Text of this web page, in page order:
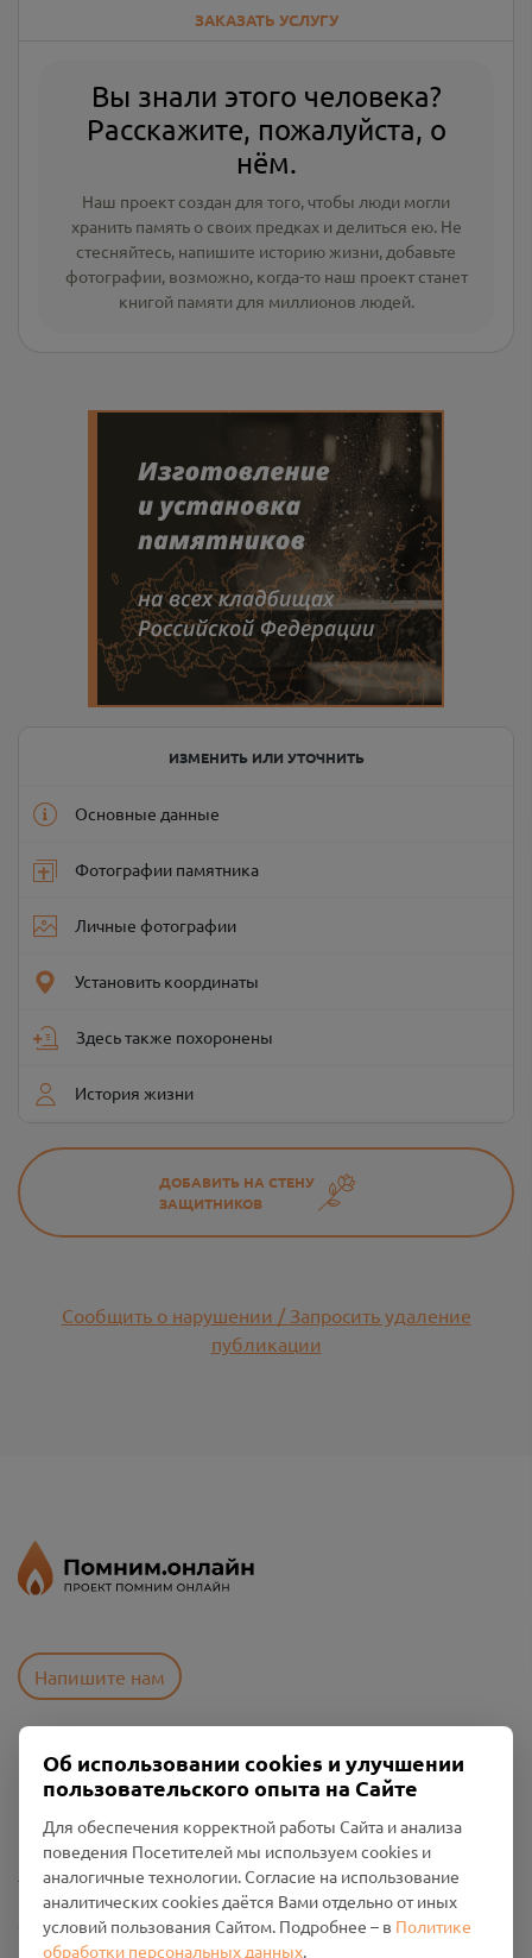
ЗАКАЗАТЬ УСЛУГУ
Вы знали этого человека?
Расскажите, пожалуйста, о
нём.
Наш проект создан для того, чтобы люди могли
хранить память о своих предках и делиться ею. Не
стесняйтесь, напишите историю жизни, добавьте
фотографии, возможно, когда-то наш проект станет
книгой памяти для миллионов людей.
ИЗМЕНИТЬ ИЛИ УТОЧНИТЬ
Основные данные
Фотографии памятника
Личные фотографии
Установить координаты
Здесь также похоронены
История жизни
ДОБАВИТЬ НА СТЕНУ
ЗАЩИТНИКОВ
Сообщить о нарушении / Запросить удаление
публикации
Напишите нам
Пользовательское соглашение
Политика конфиденциальности
Промо-материалы
Настройки cookies
Общество с ограниченной ответственностью «Смоленский
Проект Помним»
Об использовании cookies и улучшении
пользовательского опыта на Сайте
Для обеспечения корректной работы Сайта и анализа
поведения Посетителей мы используем cookies и
аналогичные технологии. Согласие на использование
аналитических cookies даётся Вами отдельно от иных
условий пользования Сайтом. Подробнее – в Политике
обработки персональных данных.